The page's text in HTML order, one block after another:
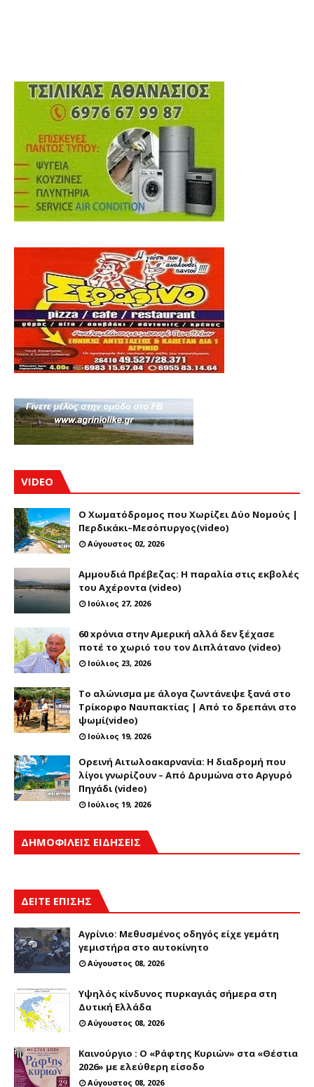
VIDEO
Ο Χωματόδρομος που Χωρίζει Δύο Νομούς |
Περδικάκι–Μεσόπυργος(video)
Αύγουστος 02, 2026
Αμμουδιά Πρέβεζας: Η παραλία στις εκβολές
του Αχέροντα (video)
Ιούλιος 27, 2026
60 xρόνια στην Αμερική αλλά δεν ξέχασε
ποτέ το χωριό του τον Διπλάτανο (video)
Ιούλιος 23, 2026
Το αλώνισμα με άλογα ζωντάνεψε ξανά στο
Τρίκορφο Ναυπακτίας | Από το δρεπάνι στο
ψωμί(video)
Ιούλιος 19, 2026
Ορεινή Αιτωλοακαρνανία: Η διαδρομή που
λίγοι γνωρίζουν – Από Δρυμώνα στο Αργυρό
Πηγάδι (video)
Ιούλιος 19, 2026
ΔΗΜΟΦΙΛΕΙΣ ΕΙΔΗΣΕΙΣ
ΔΕΙΤΕ ΕΠΙΣΗΣ
Αγρίνιο: Μεθυσμένος οδηγός είχε γεμάτη
γεμιστήρα στο αυτοκίνητο
Αύγουστος 08, 2026
Υψηλός κίνδυνος πυρκαγιάς σήμερα στη
Δυτική Ελλάδα
Αύγουστος 08, 2026
Καινούργιο : Ο «Ράφτης Κυριών» στα «Θέστια
2026» με ελεύθερη είσοδο
Αύγουστος 08, 2026